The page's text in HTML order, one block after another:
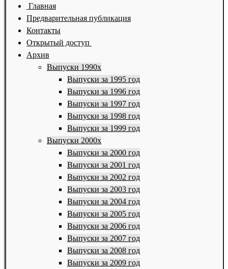
Главная
Предварительная публикация
Контакты
Открытый доступ
Архив
Выпуски 1990х
Выпуски за 1995 год
Выпуски за 1996 год
Выпуски за 1997 год
Выпуски за 1998 год
Выпуски за 1999 год
Выпуски 2000х
Выпуски за 2000 год
Выпуски за 2001 год
Выпуски за 2002 год
Выпуски за 2003 год
Выпуски за 2004 год
Выпуски за 2005 год
Выпуски за 2006 год
Выпуски за 2007 год
Выпуски за 2008 год
Выпуски за 2009 год